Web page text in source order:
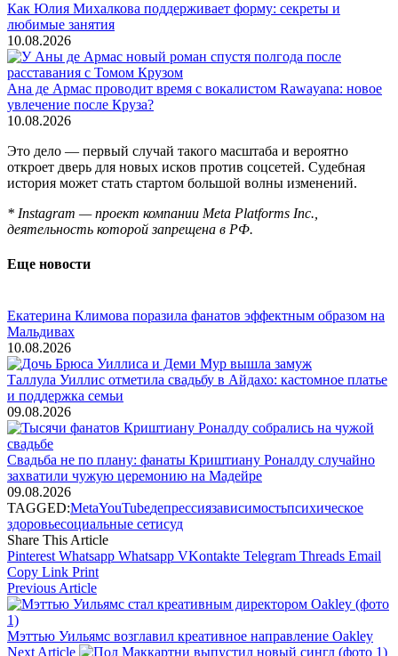
Как Юлия Михалкова поддерживает форму: секреты и
любимые занятия
10.08.2026
Ана де Армас проводит время с вокалистом Rawayana: новое
увлечение после Круза?
10.08.2026
Это дело — первый случай такого масштаба и вероятно
откроет дверь для новых исков против соцсетей. Судебная
история может стать стартом большой волны изменений.
* Instagram — проект компании Meta Platforms Inc.,
деятельность которой запрещена в РФ.
Еще новости
Екатерина Климова поразила фанатов эффектным образом на
Мальдивах
10.08.2026
Таллула Уиллис отметила свадьбу в Айдахо: кастомное платье
и поддержка семьи
09.08.2026
Свадьба не по плану: фанаты Криштиану Роналду случайно
захватили чужую церемонию на Мадейре
09.08.2026
TAGGED:MetaYouTubeдепрессиязависимостьпсихическое
здоровьесоциальные сетисуд
Share This Article
Pinterest Whatsapp Whatsapp VKontakte Telegram Threads Email
Copy Link Print
Previous Article
Мэттью Уильямс возглавил креативное направление Oakley
Next Article